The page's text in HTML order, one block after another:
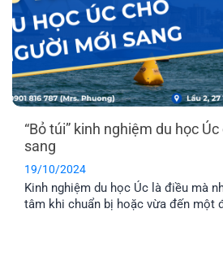
“Bỏ túi” kinh nghiệm du học
sang
19/10/2024
Kinh nghiệm du học Úc là điều mà
tâm khi chuẩn bị hoặc vừa đến một